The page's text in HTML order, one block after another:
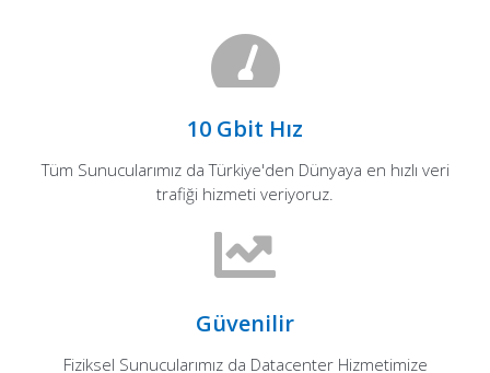
10 Gbit Hız
Tüm Sunucularımız da Türkiye'den Dünyaya en hızlı veri
trafiği hizmeti veriyoruz.
Güvenilir
Fiziksel Sunucularımız da Datacenter Hizmetimize